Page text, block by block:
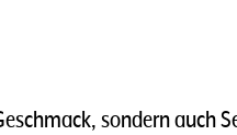
sondern auch